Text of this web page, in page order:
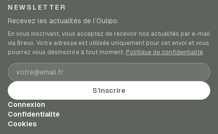
NEWSLETTER
Recevez les actualités de l’Oulipo.
En vous inscrivant, vous acceptez de recevoir nos actualités par e-mail
via Brevo. Votre adresse est utilisée uniquement pour cet envoi et vous
pourrez vous désinscrire à tout moment. Politique de confidentialité.
Adresse e-mail
S’inscrire
Connexion
Confidentialité
Cookies